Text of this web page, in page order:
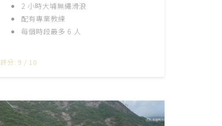
2 小時大埔無繩滑浪
配有專業教練
每個時段最多 6 人
評分: 9 / 10